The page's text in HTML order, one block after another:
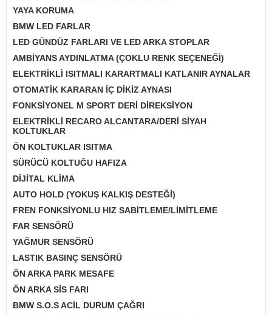
YAYA KORUMA
BMW LED FARLAR
LED GÜNDÜZ FARLARI VE LED ARKA STOPLAR
AMBİYANS AYDINLATMA (ÇOKLU RENK SEÇENEĞİ)
ELEKTRİKLİ ISITMALI KARARTMALI KATLANIR AYNALAR
OTOMATİK KARARAN İÇ DİKİZ AYNASI
FONKSİYONEL M SPORT DERİ DİREKSİYON
ELEKTRİKLİ RECARO ALCANTARA/DERİ SİYAH
KOLTUKLAR
ÖN KOLTUKLAR ISITMA
SÜRÜCÜ KOLTUĞU HAFIZA
DİJİTAL KLİMA
AUTO HOLD (YOKUŞ KALKIŞ DESTEĞİ)
FREN FONKSİYONLU HIZ SABİTLEME/LİMİTLEME
FAR SENSÖRÜ
YAĞMUR SENSÖRÜ
LASTIK BASINÇ SENSÖRÜ
ÖN ARKA PARK MESAFE
ÖN ARKA SİS FARI
BMW S.O.S ACİL DURUM ÇAĞRI